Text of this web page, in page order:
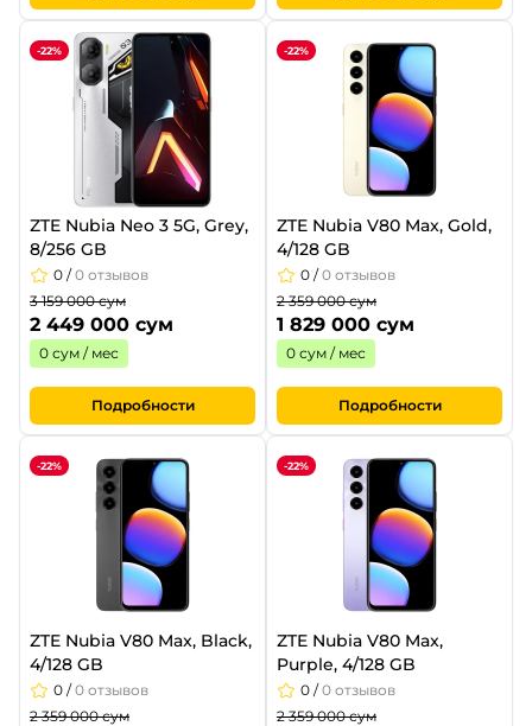
-22%
ZTE Nubia Neo 3 5G, Grey,
8/256 GB
0 /0 отзывов
3 159 000 сум
2 449 000 сум
0 сум / мес
Подробности
-22%
ZTE Nubia V80 Max, Gold,
4/128 GB
0 /0 отзывов
2 359 000 сум
1 829 000 сум
0 сум / мес
Подробности
-22%
ZTE Nubia V80 Max, Black,
4/128 GB
0 /0 отзывов
2 359 000 сум
-22%
ZTE Nubia V80 Max,
Purple, 4/128 GB
0 /0 отзывов
2 359 000 сум